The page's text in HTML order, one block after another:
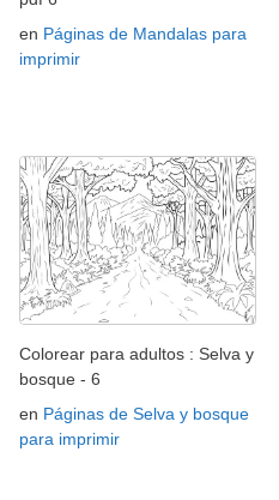
en Páginas de Mandalas para
imprimir
Colorear para adultos : Selva y
bosque - 6
en Páginas de Selva y bosque
para imprimir